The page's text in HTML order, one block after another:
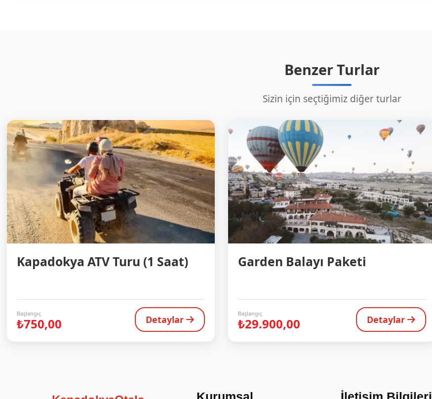
Benzer Turlar
Sizin için seçtiğimiz diğer turlar
Kapadokya ATV Turu (1 Saat)
Başlangıç
₺750,00 Detaylar
Garden Balayı Paketi
Başlangıç
₺29.900,00 Detaylar